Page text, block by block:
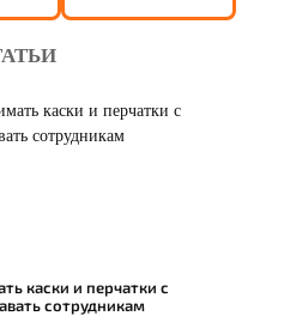
каски и перчатки с
сотрудникам